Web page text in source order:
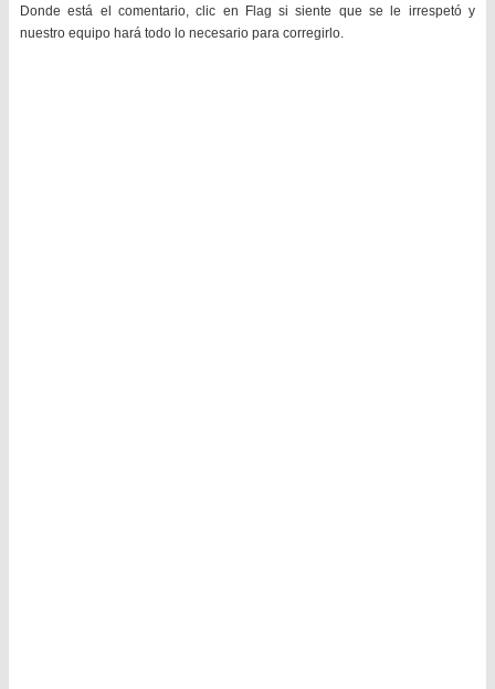
Donde está el comentario, clic en Flag si siente que se le irrespetó y
nuestro equipo hará todo lo necesario para corregirlo.